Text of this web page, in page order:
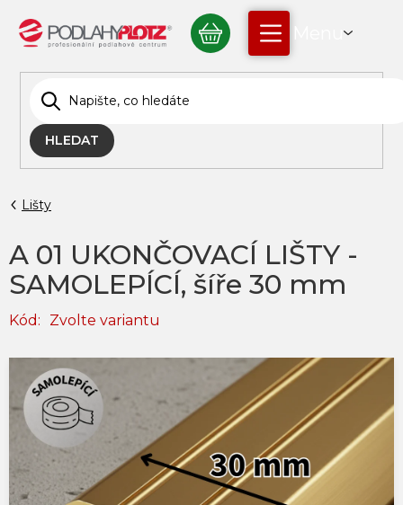
obsah
HLEDAT
NÁKUPNÍ
KOŠÍK
Lišty
A 01 UKONČOVACÍ LIŠTY -
SAMOLEPÍCÍ, šíře 30 mm
Kód: Zvolte variantu